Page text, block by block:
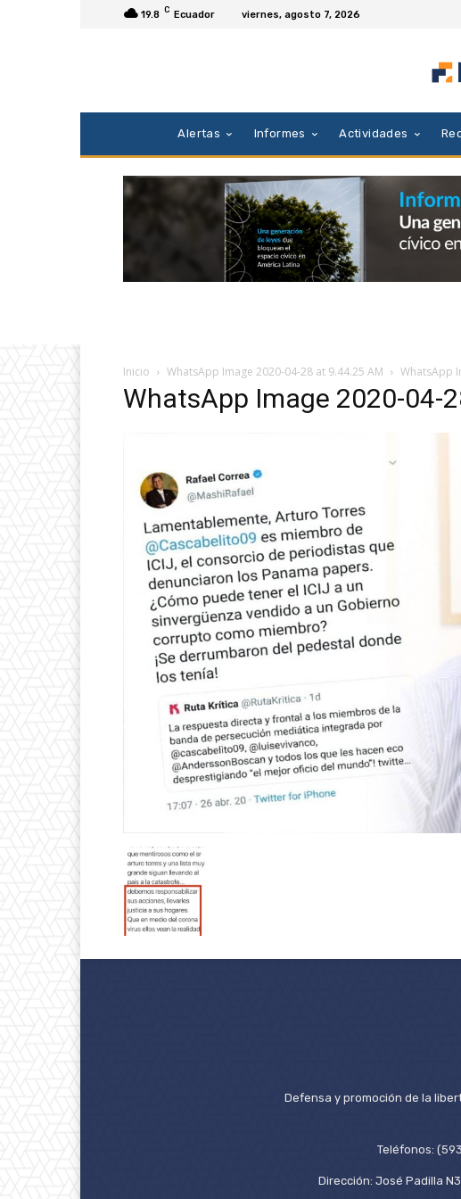
19.8 C Ecuador viernes, agosto 7, 2026
Alertas Informes Actividades
Inicio WhatsApp Image 2020-04-28 at 9.44.25 AM WhatsApp
WhatsApp Image 2020-04-
Defensa y promoción de la
Teléfonos:
Dirección: José Padilla